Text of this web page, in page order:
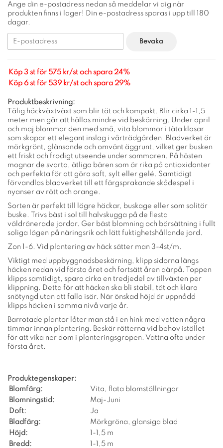
Ange din e-postadress nedan så meddelar vi dig när
produkten finns i lager! Din e-postadress sparas i upp till 180
dagar.
Bevaka
Köp 3 st för 575 kr/st och spara 24%
Köp 6 st för 539 kr/st och spara 29%
Produktbeskrivning:
Tålig häckväxtväxt som blir tät och kompakt. Blir cirka 1-1,5
meter men går att hållas mindre vid beskärning. Under april
och maj blommar den med små, vita blommor i täta klasar
som skapar ett elegant inslag i vårträdgården. Bladverket är
mörkgrönt, glänsande och omvänt äggrunt, vilket ger busken
ett friskt och frodigt utseende under sommaren. På hösten
mognar de svarta, ätliga bären som är rika på antioxidanter
och perfekta för att göra saft, sylt eller gelé. Samtidigt
förvandlas bladverket till ett färgsprakande skådespel i
nyanser av rött och orange.
Sorten är perfekt till lägre häckar, buskage eller som solitär
buske. Trivs bäst i sol till halvskugga på de flesta
väldränerade jordar. Ger bäst blomning och bärsättning i fullt
soliga lägen på näringsrik och lätt fuktighetshållande jord.
Zon 1-6. Vid plantering av häck sätter man 3-4st/m.
Viktigt med uppbyggnadsbeskärning, klipp sidorna längs
häcken redan vid första året och fortsätt åren därpå. Toppen
klipps samtidigt, spara cirka en tredjedel av tillväxten per
klippning. Detta för att häcken ska bli stabil, tät och klara
snötyngd utan att falla isär. När önskad höjd är uppnådd
klipps häcken i samma nivå varje år.
Barrotade plantor låter man stå i en hink med vatten några
timmar innan plantering. Beskär rötterna vid behov istället
för att vika ner dom i planteringsgropen. Vattna ofta under
första året.
Produktegenskaper:
Blomfärg:
Vita, flata blomställningar
Blomningstid:
Maj-Juni
Doft:
Ja
Bladfärg:
Mörkgröna, glansiga blad
Höjd:
1-1,5 m
Bredd:
1-1,5 m